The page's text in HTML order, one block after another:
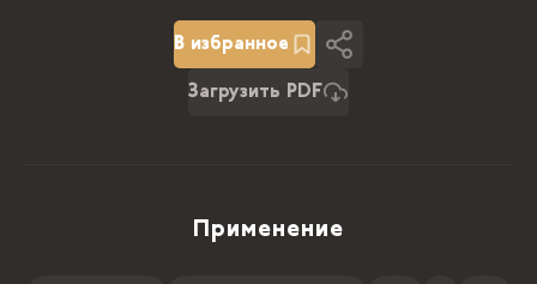
В избранное
Загрузить PDF
Применение